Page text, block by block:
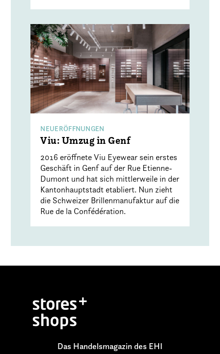
NEUERÖFFNUNGEN
Viu: Umzug in Genf
2016 eröffnete Viu Eyewear sein erstes
Geschäft in Genf auf der Rue Etienne-
Dumont und hat sich mittlerweile in der
Kantonhauptstadt etabliert. Nun zieht
die Schweizer Brillenmanufaktur auf die
Rue de la Confédération.
Das Handelsmagazin des EHI